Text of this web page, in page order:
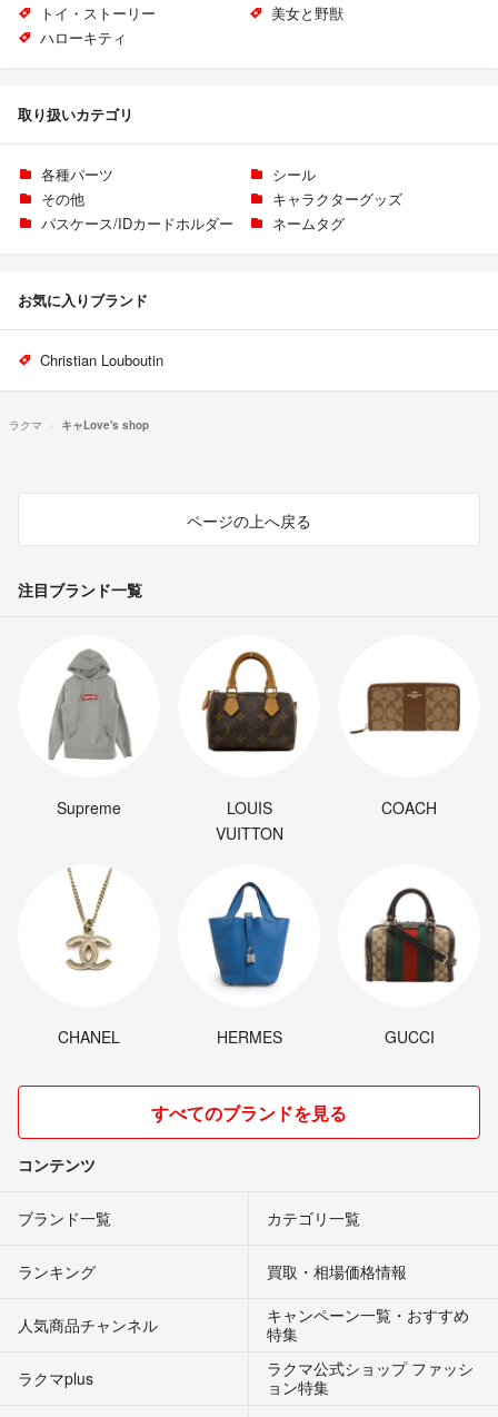
トイ・ストーリー
美女と野獣
ハローキティ
取り扱いカテゴリ
各種パーツ
シール
その他
キャラクターグッズ
パスケース/IDカードホルダー
ネームタグ
お気に入りブランド
Christian Louboutin
ラクマ キャLove's shop
ページの上へ戻る
注目ブランド一覧
Supreme
LOUIS
VUITTON
COACH
CHANEL HERMES GUCCI
すべてのブランドを見る
コンテンツ
ブランド一覧 カテゴリ一覧
ランキング 買取・相場価格情報
人気商品チャンネル
キャンペーン一覧・おすすめ
特集
ラクマplus
ラクマ公式ショップ ファッシ
ョン特集